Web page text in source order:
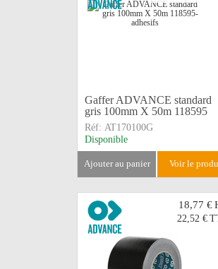
Gaffer ADVANCE standard
gris 100mm X 50m 118595
Réf: AT170100G
Disponible
ajouter au panier voir le
18,77 €
22,52 €